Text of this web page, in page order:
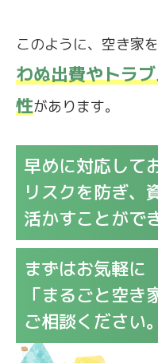
このように、空き家
わぬ出費やトラ
性があります。
早めに対応して
リスクを防ぎ、
活かすことがで
まずはお気軽に
「まるごと空き
ご相談ください。